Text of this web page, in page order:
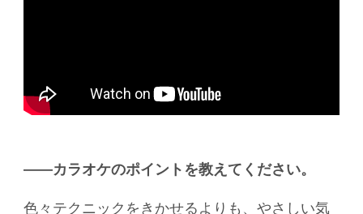
――カラオケのポイントを教えてください。
色々テクニックをきかせるよりも、やさしい気